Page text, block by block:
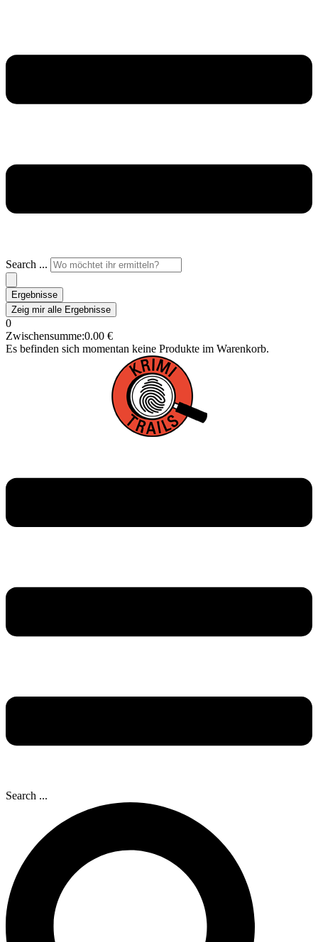
Search ...
Ergebnisse
Zeig mir alle Ergebnisse
0
Zwischensumme:0.00 €
Es befinden sich momentan keine Produkte im Warenkorb.
Search ...